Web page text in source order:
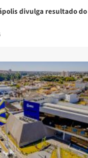
divulga resultado